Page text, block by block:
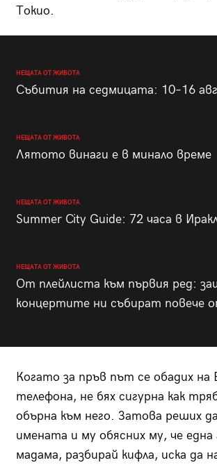
Токио.
НЕЩАТА ОТ ЖИВОТА
Събития на седмицата: 10–16
НЕЩАТА ОТ ЖИВОТА
Лятото винаги е в минало време
НЕЩАТА ОТ ЖИВОТА
Summer City Guide: 72 часа в
НЕЩАТА ОТ ЖИВОТА
От плейлиста към първия ред:
концертите ни събират повече
Когато за пръв път се обадих на
телефона, не бях сигурна как
обърна към него. Затова реших
имената и му обясних му, че една
мадама, разбирай кифла, иска да